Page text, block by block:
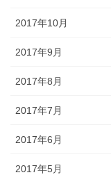
2017年10月
2017年9月
2017年8月
2017年7月
2017年6月
2017年5月